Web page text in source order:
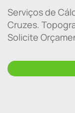
Serviços de
Cruzes.
Solicite